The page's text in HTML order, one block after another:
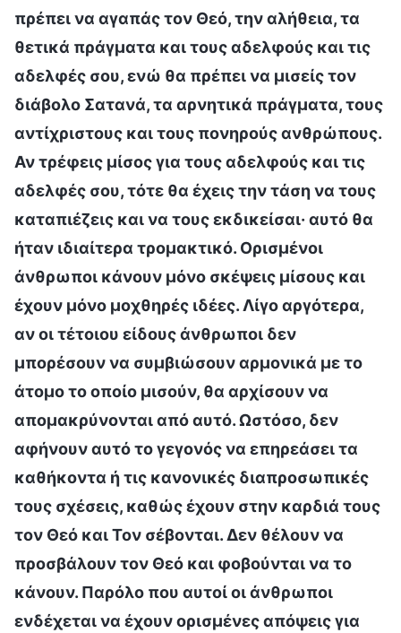
πρέπει να αγαπάς τον Θεό, την αλήθεια, τα
θετικά πράγματα και τους αδελφούς και τις
αδελφές σου, ενώ θα πρέπει να μισείς τον
διάβολο Σατανά, τα αρνητικά πράγματα, τους
αντίχριστους και τους πονηρούς ανθρώπους.
Αν τρέφεις μίσος για τους αδελφούς και τις
αδελφές σου, τότε θα έχεις την τάση να τους
καταπιέζεις και να τους εκδικείσαι· αυτό θα
ήταν ιδιαίτερα τρομακτικό. Ορισμένοι
άνθρωποι κάνουν μόνο σκέψεις μίσους και
έχουν μόνο μοχθηρές ιδέες. Λίγο αργότερα,
αν οι τέτοιου είδους άνθρωποι δεν
μπορέσουν να συμβιώσουν αρμονικά με το
άτομο το οποίο μισούν, θα αρχίσουν να
απομακρύνονται από αυτό. Ωστόσο, δεν
αφήνουν αυτό το γεγονός να επηρεάσει τα
καθήκοντα ή τις κανονικές διαπροσωπικές
τους σχέσεις, καθώς έχουν στην καρδιά τους
τον Θεό και Τον σέβονται. Δεν θέλουν να
προσβάλουν τον Θεό και φοβούνται να το
κάνουν. Παρόλο που αυτοί οι άνθρωποι
ενδέχεται να έχουν ορισμένες απόψεις για